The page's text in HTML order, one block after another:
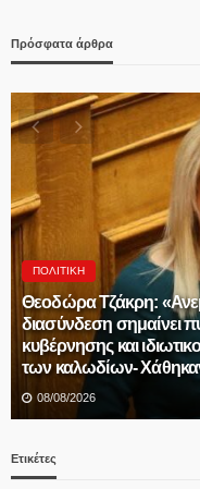
Πρόσφατα άρθρα
ΠΟΛΙΤΙΚΉ
Θεοδώρα Τζάκρη:
διασύνδεση σημαίνει
κυβέρνησης και
των καλωδίων-
08/08/2026
Ετικέτες